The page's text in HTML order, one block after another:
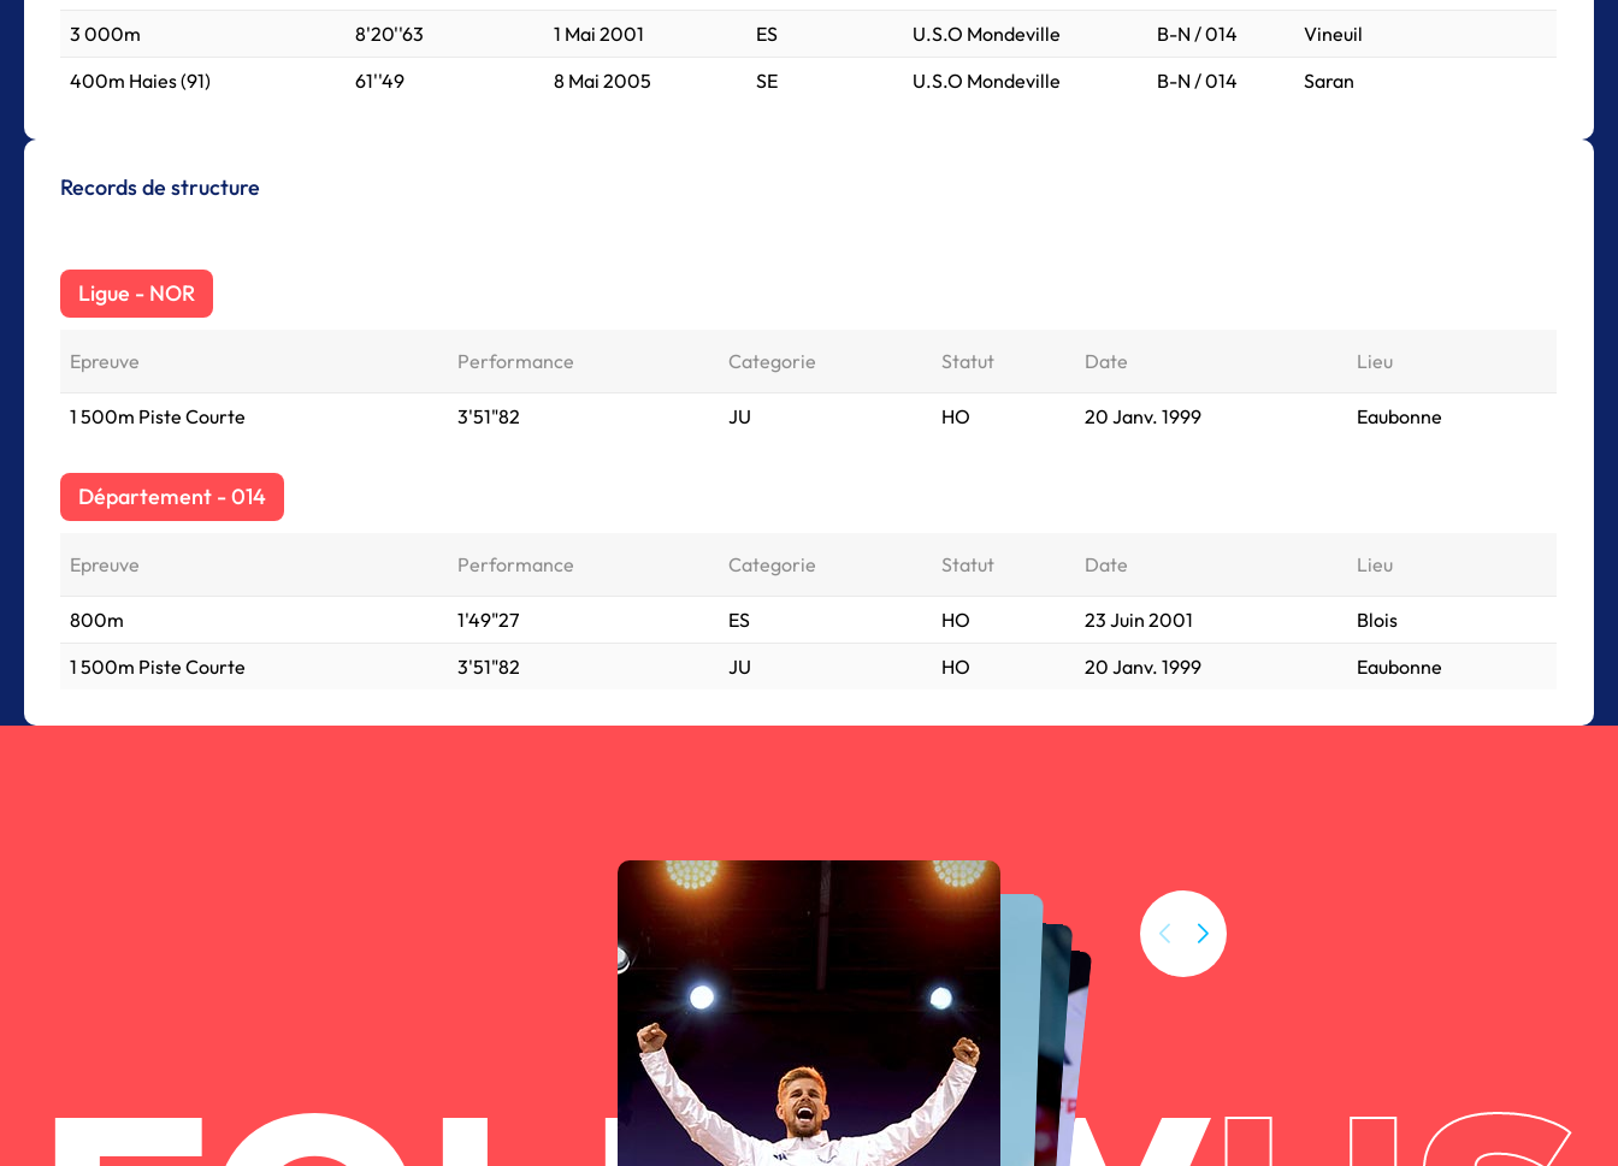
3 000m
8'20''63 1 Mai 2001 ES U.S.O Mondeville B-N / 014
Vineuil
400m Haies (91)
61''49 8 Mai 2005 SE U.S.O Mondeville B-N / 014 Saran
Records de structure
Ligue - NOR
Epreuve Performance Categorie Statut Date Lieu
1 500m Piste Courte 3'51"82 JU HO 20 Janv. 1999 Eaubonne
Département - 014
Epreuve Performance Categorie Statut Date Lieu
800m 1'49"27 ES HO 23 Juin 2001
Blois
1 500m Piste Courte
3'51"82 JU HO 20 Janv. 1999 Eaubonne